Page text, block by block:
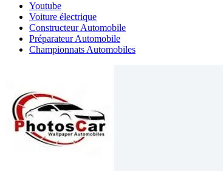
Youtube
Voiture électrique
Constructeur Automobile
Préparateur Automobile
Championnats Automobiles